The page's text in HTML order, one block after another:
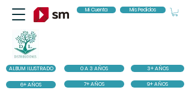
ALBUM ILUSTRADO 0 A 3 AÑOS 3+ AÑOS
6+ AÑOS 7+ AÑOS 9+ AÑOS
Mi Cuenta Mis Pedidos